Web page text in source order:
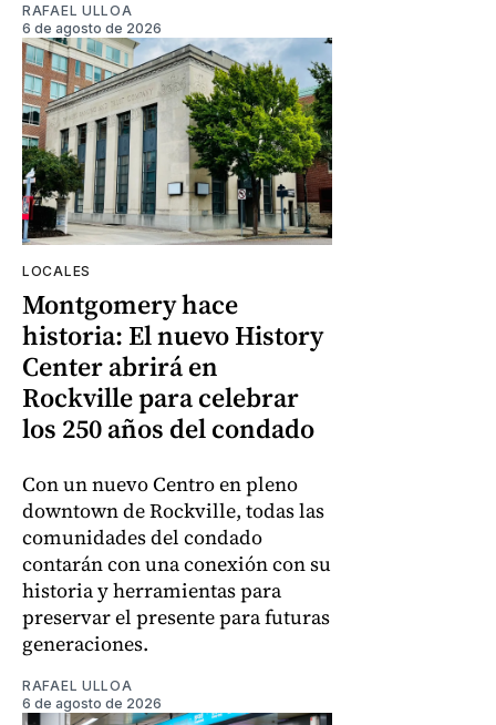
RAFAEL ULLOA
6 de agosto de 2026
LOCALES
Montgomery hace
historia: El nuevo History
Center abrirá en
Rockville para celebrar
los 250 años del condado
Con un nuevo Centro en pleno
downtown de Rockville, todas las
comunidades del condado
contarán con una conexión con su
historia y herramientas para
preservar el presente para futuras
generaciones.
RAFAEL ULLOA
6 de agosto de 2026